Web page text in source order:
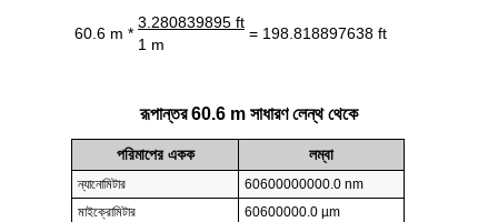
60.6 m *
3.280839895 ft
= 198.818897638 ft
1 m
রূপান্তর 60.6 m সাধারণ লেন্থ থেকে
পরিমাপের একক লম্বা
ন্যানোমিটার
60600000000.0 nm
মাইক্রোমিটার
60600000.0 µm